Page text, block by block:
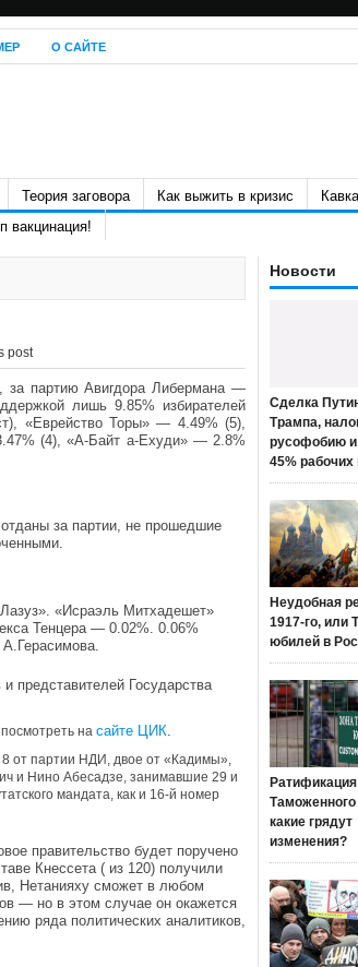
О САЙТЕ
Теория заговора Как выжить в кризис
вакцинация!
post
за партию Авигдора Либермана —
лишь 9.85% избирателей
«Еврейство Торы» — 4.49% (5),
(4), «А-Байт а-Ехуди» — 2.8%
за партии, не прошедшие
«Исраэль Митхадешет»
Тенцера — 0.02%. 0.06%
А.Герасимова.
представителей Государства
на сайте ЦИК.
8 от партии НДИ, двое от «Кадимы»,
и Нино Абесадзе, занимавшие 29 и
мандата, как и 16-й номер
правительство будет поручено
Кнессета ( из 120) получили
Нетанияху сможет в любом
— но в этом случае он окажется
ряда политических аналитиков,
Новости
Сделка
Трампа,
русофобию и
45% рабочих
Неудобная
1917-го, или
юбилей в
Ратификация
Таможенного
какие грядут
изменения?